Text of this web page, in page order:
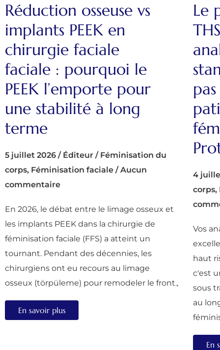
Réduction osseuse vs
implants PEEK en
chirurgie faciale
faciale : pourquoi le
PEEK l’emporte pour
une stabilité à long
terme
5 juillet 2026 / Éditeur / Féminisation du
corps, Féminisation faciale / Aucun
commentaire
En 2026, le débat entre le limage osseux et
les implants PEEK dans la chirurgie de
féminisation faciale (FFS) a atteint un
tournant. Pendant des décennies, les
chirurgiens ont eu recours au limage
osseux (törpüleme) pour remodeler le front.,
En savoir plus
Le
4
corps,
Vos
haut
c'est
sous
au
En